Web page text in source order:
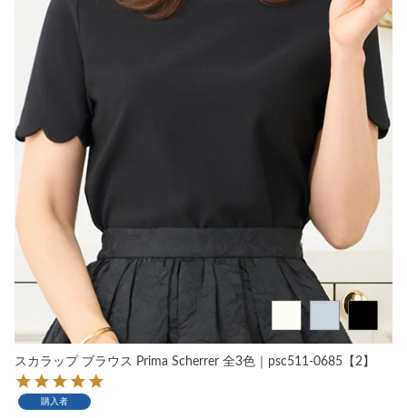
スカラップ ブラウス Prima Scherrer 全3色｜psc511-0685【2】
購入者